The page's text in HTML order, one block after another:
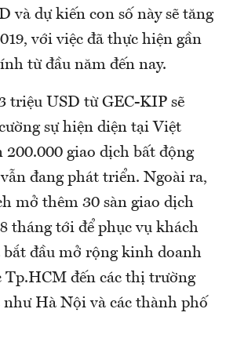
và dự kiến con số này sẽ tăng
với việc đã thực hiện gần
từ đầu năm đến nay.
triệu USD từ GEC-KIP sẽ
sự hiện diện tại Việt
giao dịch bất động
đang phát triển. Ngoài ra,
mở thêm 30 sàn giao dịch
tháng tới để phục vụ khách
đầu mở rộng kinh doanh
Tp.HCM đến các thị trường
Hà Nội và các thành phố